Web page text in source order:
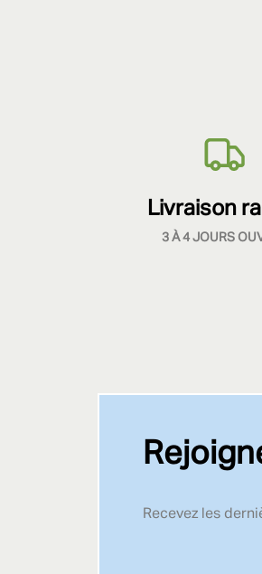
Livraison
3 À 4 JOURS
Recevez les